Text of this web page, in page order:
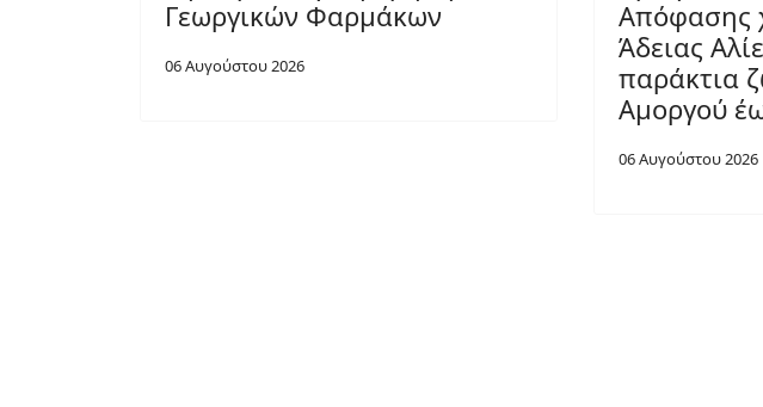
Γεωργικών Φαρμάκων
06 Αυγούστου 2026
Απόφασης
Άδειας
παράκτια
Αμοργού
06 Αυγούστου 2026